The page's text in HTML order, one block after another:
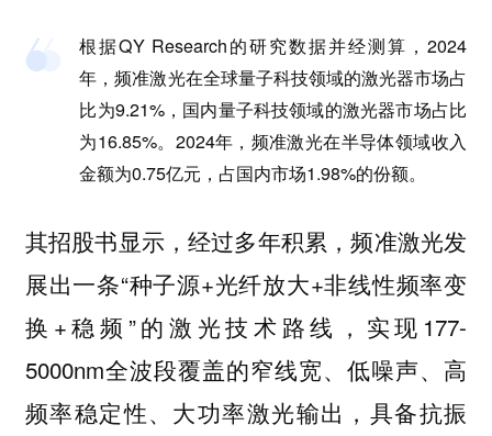
根据QY Research的研究数据并经测算，2024
年，频准激光在全球量子科技领域的激光器市场占
比为9.21%，国内量子科技领域的激光器市场占比
为16.85%。2024年，频准激光在半导体领域收入
金额为0.75亿元，占国内市场1.98%的份额。
其招股书显示，经过多年积累，频准激光发
展出一条“种子源+光纤放大+非线性频率变
换+稳频”的激光技术路线，实现177-
5000nm全波段覆盖的窄线宽、低噪声、高
频率稳定性、大功率激光输出，具备抗振